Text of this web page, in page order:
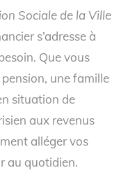
Sociale de la Ville
s’adresse à
Que vous
une famille
situation de
aux revenus
alléger vos
au quotidien.